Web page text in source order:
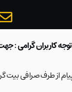
کاربران گرامی :
پیام از طرف صرافی